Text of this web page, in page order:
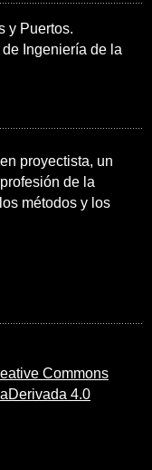
y Puertos.
Ingeniería de la
proyectista, un
de la
métodos y los
Commons
4.0